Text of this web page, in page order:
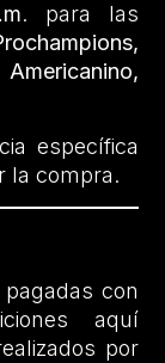
. para las
específica
la compra.
con
aquí
por